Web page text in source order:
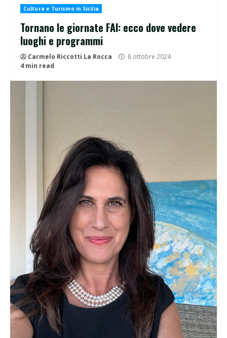
Cultura e Turismo in Sicilia
Tornano le giornate FAI: ecco dove vedere
luoghi e programmi
Carmelo Riccotti La Rocca
8 ottobre 2024
4 min read